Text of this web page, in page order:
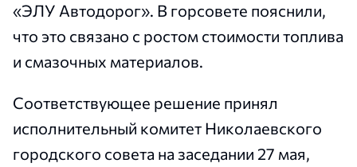
«ЭЛУ Автодорог». В горсовете пояснили,
что это связано с ростом стоимости топлива
и смазочных материалов.
Соответствующее решение принял
исполнительный комитет Николаевского
городского совета на заседании 27 мая,